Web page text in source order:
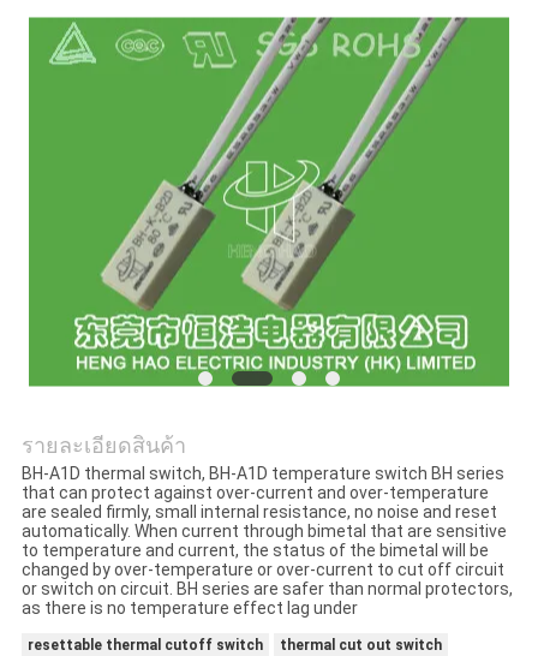
ติดต่อ
แผนผัง
เว็บไซต์
PRIVACY
POLICY
รายละเอียดสินค้า
BH-A1D thermal switch, BH-A1D temperature switch BH series
that can protect against over-current and over-temperature
are sealed firmly, small internal resistance, no noise and reset
automatically. When current through bimetal that are sensitive
to temperature and current, the status of the bimetal will be
changed by over-temperature or over-current to cut off circuit
or switch on circuit. BH series are safer than normal protectors,
as there is no temperature effect lag under
resettable thermal cutoff switch
thermal cut out switch